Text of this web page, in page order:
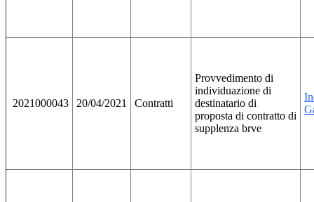
2021000043 20/04/2021 Contratti
Provvedimento di
individuazione di
destinatario di
proposta di contratto di
supplenza brve